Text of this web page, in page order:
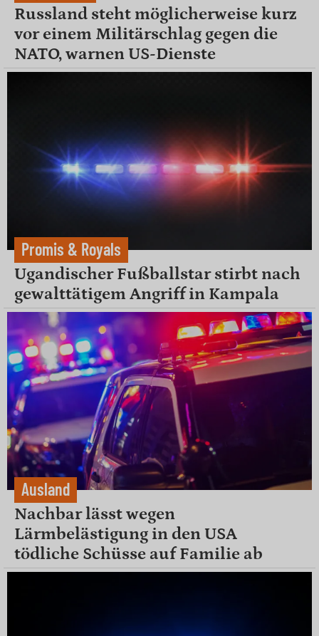
Russland steht möglicherweise kurz
vor einem Militärschlag gegen die
NATO, warnen US-Dienste
Promis & Royals
Ugandischer Fußballstar stirbt nach
gewalttätigem Angriff in Kampala
Ausland
Nachbar lässt wegen
Lärmbelästigung in den USA
tödliche Schüsse auf Familie ab